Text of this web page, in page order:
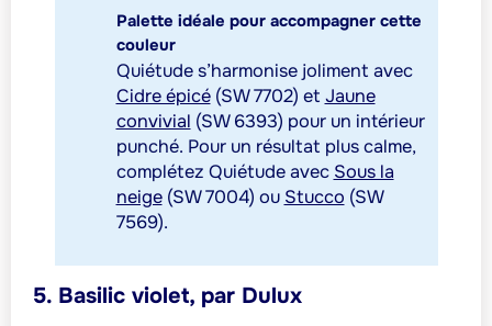
Palette idéale pour accompagner cette
couleur
Quiétude s’harmonise joliment avec
Cidre épicé (SW 7702) et Jaune
convivial (SW 6393) pour un intérieur
punché. Pour un résultat plus calme,
complétez Quiétude avec Sous la
neige (SW 7004) ou Stucco (SW
7569).
5. Basilic violet, par Dulux